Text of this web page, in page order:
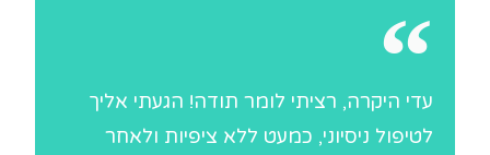
עדי היקרה, רציתי לומר תודה! הגעתי אליך
לטיפול ניסיוני, כמעט ללא ציפיות ולאחר